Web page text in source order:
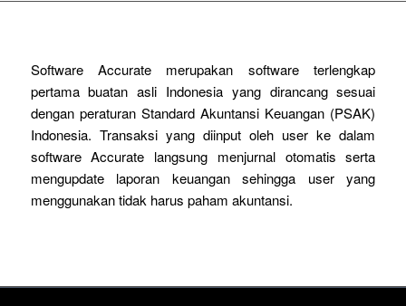
Software Accurate merupakan software terlengkap
pertama buatan asli Indonesia yang dirancang sesuai
dengan peraturan Standard Akuntansi Keuangan (PSAK)
Indonesia. Transaksi yang diinput oleh user ke dalam
software Accurate langsung menjurnal otomatis serta
mengupdate laporan keuangan sehingga user yang
menggunakan tidak harus paham akuntansi.